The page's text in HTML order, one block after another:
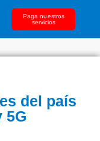
Paga nuestros
servicios
del país
5G